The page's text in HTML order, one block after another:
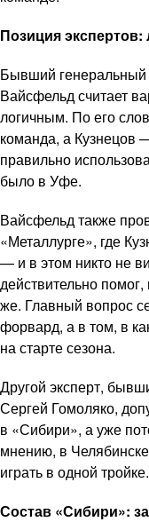
Позиция
Бывший
Вайсфельд считает
логичным. По его
команда, а Кузнецов
правильно
было в Уфе.
Вайсфельд также
«Металлурге», где
— и в этом никто не
действительно
же. Главный вопрос
форвард, а в том, в
на старте сезона.
Другой эксперт,
Сергей Гомоляко,
в «Сибири», а уже
мнению, в
играть в одной тройке.
Состав «Сибири»: